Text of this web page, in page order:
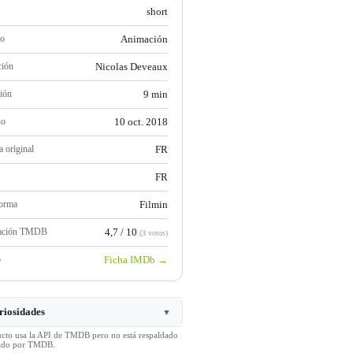
short
Animación
Nicolas Deveaux
9 min
10 oct. 2018
original FR
FR
Filmin
TMDB 4,7 / 10 (3 votos)
Ficha IMDb →
▼
usa la API de TMDB pero no está respaldado
por TMDB.